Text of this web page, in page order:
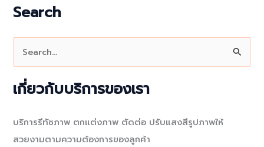
Search
r
เกี่ยวกับบริการของเรา
บริการรีทัชภาพ ตกแต่งภาพ ตัดต่อ ปรับแสงสีรูปภาพให้
สวยงามตามความต้องการของลูกค้า